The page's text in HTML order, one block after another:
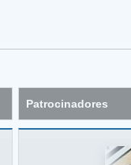
Patrocinadores